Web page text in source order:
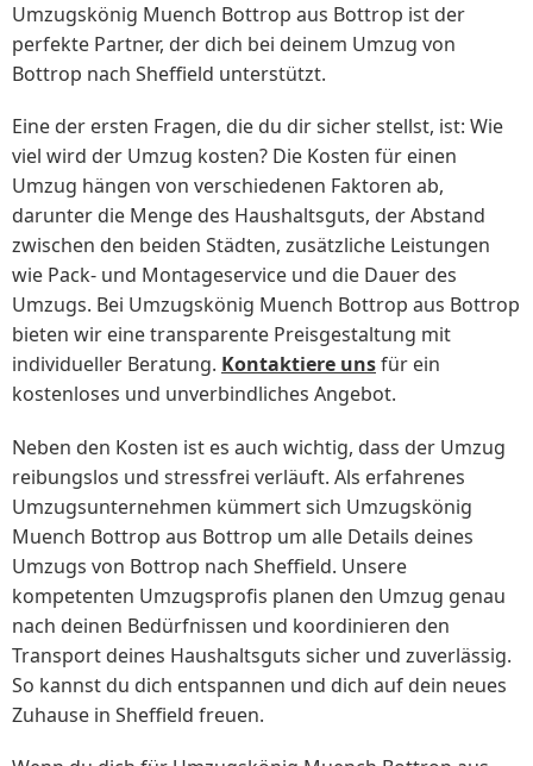
Umzugskönig Muench Bottrop aus Bottrop ist der
perfekte Partner, der dich bei deinem Umzug von
Bottrop nach Sheffield unterstützt.
Eine der ersten Fragen, die du dir sicher stellst, ist: Wie
viel wird der Umzug kosten? Die Kosten für einen
Umzug hängen von verschiedenen Faktoren ab,
darunter die Menge des Haushaltsguts, der Abstand
zwischen den beiden Städten, zusätzliche Leistungen
wie Pack- und Montageservice und die Dauer des
Umzugs. Bei Umzugskönig Muench Bottrop aus Bottrop
bieten wir eine transparente Preisgestaltung mit
individueller Beratung. Kontaktiere unsfür ein
kostenloses und unverbindliches Angebot.
Neben den Kosten ist es auch wichtig, dass der Umzug
reibungslos und stressfrei verläuft. Als erfahrenes
Umzugsunternehmen kümmert sich Umzugskönig
Muench Bottrop aus Bottrop um alle Details deines
Umzugs von Bottrop nach Sheffield. Unsere
kompetenten Umzugsprofis planen den Umzug genau
nach deinen Bedürfnissen und koordinieren den
Transport deines Haushaltsguts sicher und zuverlässig.
So kannst du dich entspannen und dich auf dein neues
Zuhause in Sheffield freuen.